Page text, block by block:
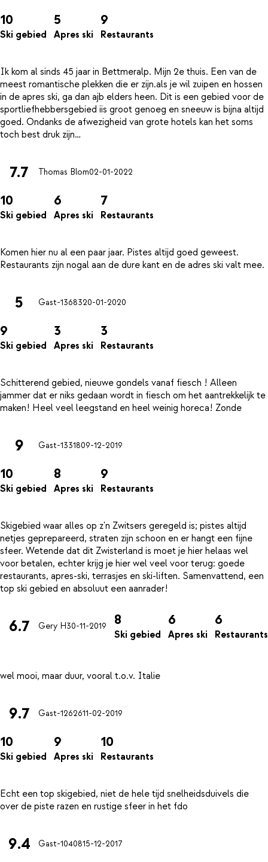
10
Ski gebied
5
Apres ski
9
Restaurants
Ik kom al sinds 45 jaar in Bettmeralp. Mijn 2e thuis. Een van de
meest romantische plekken die er zijn.als je wil zuipen en hossen
in de apres ski, ga dan ajb elders heen. Dit is een gebied voor de
sportliefhebbersgebied iis groot genoeg en sneeuw is bijna altijd
goed. Ondanks de afwezigheid van grote hotels kan het soms
7.7 Thomas Blom02-01-2022
10
Ski gebied
6
Apres ski
7
Restaurants
Komen hier nu al een paar jaar. Pistes altijd goed geweest.
5 Gast-1368320-01-2020
9
Ski gebied
3
Apres ski
3
Restaurants
Schitterend gebied, nieuwe gondels vanaf fiesch ! Alleen
jammer dat er niks gedaan wordt in fiesch om het aantrekkelijk te
9 Gast-1331809-12-2019
10
Ski gebied
8
Apres ski
9
Restaurants
Skigebied waar alles op z'n Zwitsers geregeld is; pistes altijd
netjes geprepareerd, straten zijn schoon en er hangt een fijne
sfeer. Wetende dat dit Zwisterland is moet je hier helaas wel
voor betalen, echter krijg je hier wel veel voor terug: goede
restaurants, apres-ski, terrasjes en ski-liften. Samenvattend, een
6.7 Gery H30-11-2019 8
Ski gebied
6
Apres ski
6
Restaurants
9.7 Gast-1262611-02-2019
10
Ski gebied
9
Apres ski
10
Restaurants
Echt een top skigebied, niet de hele tijd snelheidsduivels die
9.4 Gast-1040815-12-2017